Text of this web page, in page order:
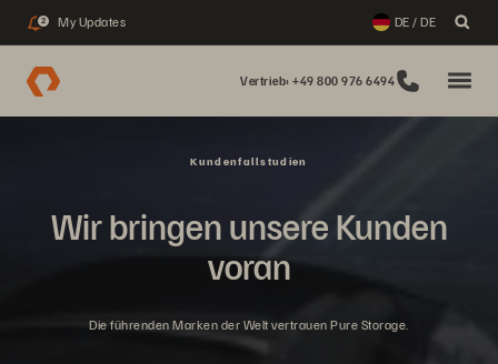
2 My Updates DE / DE
Vertrieb: +49 800 976 6494
Kundenfallstudien
Wir bringen unsere Kunden
voran
Die führenden Marken der Welt vertrauen Pure Storage.